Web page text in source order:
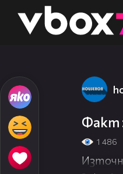
👾
Факт
1 486